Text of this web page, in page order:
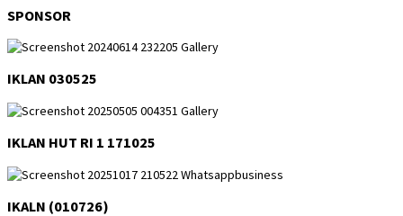
SPONSOR
IKLAN 030525
IKLAN HUT RI 1 171025
IKALN (010726)